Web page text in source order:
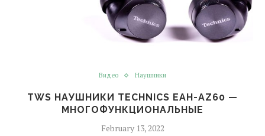
Видео Наушники
TWS НАУШНИКИ TECHNICS EAH-AZ60 —
МНОГОФУНКЦИОНАЛЬНЫЕ
February 13, 2022